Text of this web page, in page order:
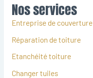
Nos services
Entreprise de couverture
Réparation de toiture
Etanchéité toiture
Changer tuiles